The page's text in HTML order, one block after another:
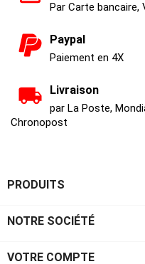
Par Carte bancaire,
Paypal
Paiement en 4X
Livraison
par La Poste,
Chronopost
PRODUITS
NOTRE SOCIÉTÉ
VOTRE COMPTE